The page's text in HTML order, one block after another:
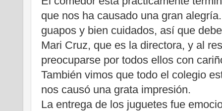
que nos ha causado una gran
guapos y bien cuidados, así que
Mari Cruz, que es la directora, y al
preocuparse por todos ellos con
También vimos que todo el colegio
nos causó una grata impresión.
La entrega de los juguetes fue